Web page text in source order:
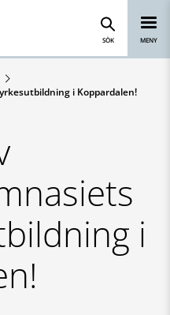
SÖK MENY
i Koppardalen!
i